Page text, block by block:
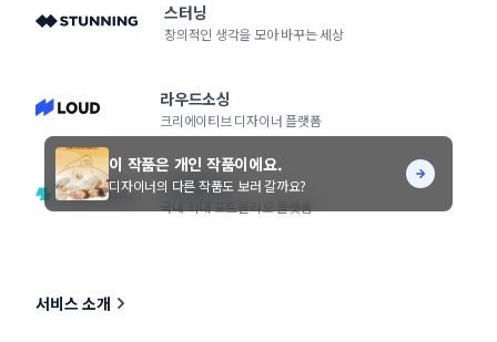
스터닝
창의적인 생각을 모아 바꾸는 세상
라우드소싱
크리에이티브 디자이너 플랫폼
노트폴리오
국내 최대 포트폴리오 플랫폼
서비스 소개
이 작품은 개인 작품이에요.
디자이너의 다른 작품도 보러 갈까요?